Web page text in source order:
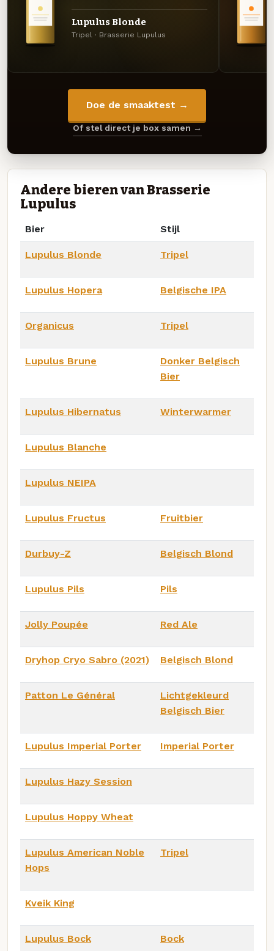
Lupulus Blonde
Tripel · Brasserie Lupulus
Doe de smaaktest →
Of stel direct je box samen →
Andere bieren van Brasserie
Lupulus
Bier Stijl
Lupulus Blonde Tripel
Lupulus Hopera Belgische IPA
Organicus Tripel
Lupulus Brune
Donker Belgisch
Bier
Lupulus Hibernatus Winterwarmer
Lupulus Blanche
Lupulus NEIPA
Lupulus Fructus Fruitbier
Durbuy-Z Belgisch Blond
Lupulus Pils Pils
Jolly Poupée Red Ale
Dryhop Cryo Sabro (2021) Belgisch Blond
Patton Le Général
Lichtgekleurd
Belgisch Bier
Lupulus Imperial Porter Imperial Porter
Lupulus Hazy Session
Lupulus Hoppy Wheat
Lupulus American Noble
Hops
Tripel
Kveik King
Lupulus Bock Bock